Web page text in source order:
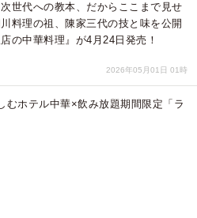
次世代への教本、だからここまで見せ
料理の祖、陳家三代の技と味を公開
の中華料理』が4月24日発売！
2026年05月01日 01時
むホテル中華×飲み放題期間限定「ラ